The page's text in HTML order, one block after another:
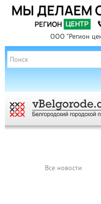
ООО "Регион
Все новости